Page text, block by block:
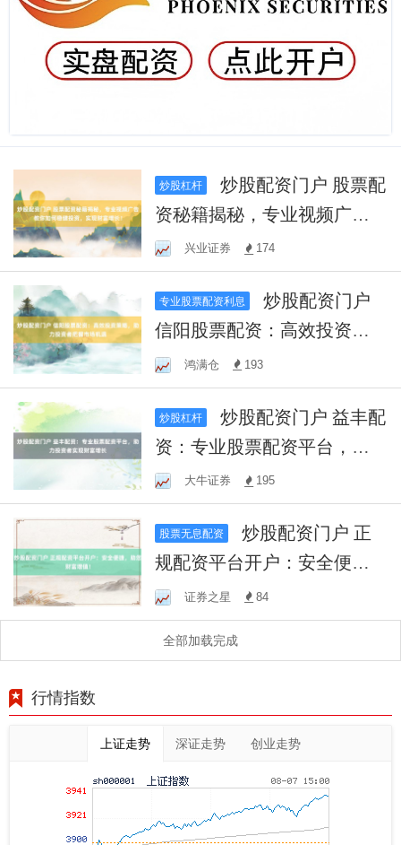
炒股杠杆
炒股配资门户 股票配
资秘籍揭秘，专业视频广告
教你如何稳健投资，实现财
富增长！
兴业证券 174
专业股票配资利息
炒股配资门户
信阳股票配资：高效投资策
略，助力投资者把握市场机
遇
鸿满仓 193
炒股杠杆
炒股配资门户 益丰配
资：专业股票配资平台，助
力投资者实现财富增长
大牛证券 195
股票无息配资
炒股配资门户 正
规配资平台开户：安全便
捷，助您财富增值！
证券之星 84
全部加载完成
行情指数
上证走势 深证走势 创业走势